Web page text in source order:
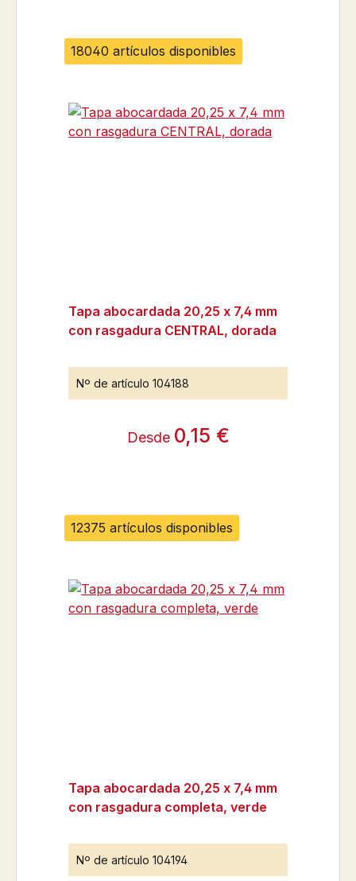
18040 artículos disponibles
12375 artículos disponibles
Tapa abocardada 20,25 x 7,4 mm
con rasgadura CENTRAL, dorada
Nº de artículo 104188
Desde 0,15 €
Tapa abocardada 20,25 x 7,4 mm
con rasgadura completa, verde
Nº de artículo 104194